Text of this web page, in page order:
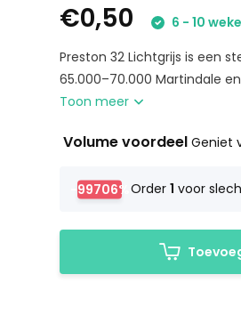
€0,50
6 - 10
Preston 32 Lichtgrijs is een
65.000–70.000 Martindale
Toon meer
Volume voordeelGeniet
-99706% Order1 voor